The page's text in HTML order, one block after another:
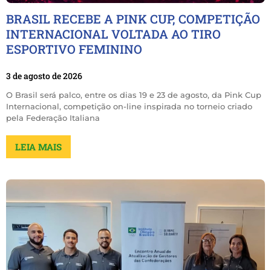
BRASIL RECEBE A PINK CUP, COMPETIÇÃO
INTERNACIONAL VOLTADA AO TIRO
ESPORTIVO FEMININO
3 de agosto de 2026
O Brasil será palco, entre os dias 19 e 23 de agosto, da Pink Cup
Internacional, competição on-line inspirada no torneio criado
pela Federação Italiana
LEIA MAIS